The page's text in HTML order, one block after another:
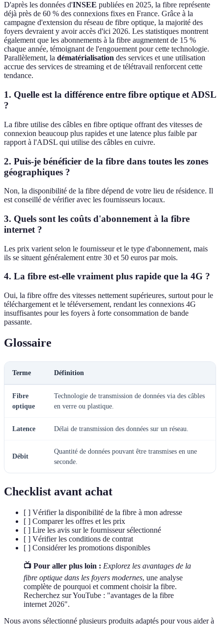
D'après les données d'INSEE publiées en 2025, la fibre représente
déjà près de 60 % des connexions fixes en France. Grâce à la
campagne d'extension du réseau de fibre optique, la majorité des
foyers devraient y avoir accès d'ici 2026. Les statistiques montrent
également que les abonnements à la fibre augmentent de 15 %
chaque année, témoignant de l'engouement pour cette technologie.
Parallèlement, la dématérialisation des services et une utilisation
accrue des services de streaming et de télétravail renforcent cette
tendance.
1. Quelle est la différence entre fibre optique et ADSL
?
La fibre utilise des câbles en fibre optique offrant des vitesses de
connexion beaucoup plus rapides et une latence plus faible par
rapport à l'ADSL qui utilise des câbles en cuivre.
2. Puis-je bénéficier de la fibre dans toutes les zones
géographiques ?
Non, la disponibilité de la fibre dépend de votre lieu de résidence. Il
est conseillé de vérifier avec les fournisseurs locaux.
3. Quels sont les coûts d'abonnement à la fibre
internet ?
Les prix varient selon le fournisseur et le type d'abonnement, mais
ils se situent généralement entre 30 et 50 euros par mois.
4. La fibre est-elle vraiment plus rapide que la 4G ?
Oui, la fibre offre des vitesses nettement supérieures, surtout pour le
téléchargement et le téléversement, rendant les connexions 4G
insuffisantes pour les foyers à forte consommation de bande
passante.
Glossaire
Terme Définition
Fibre
optique
Technologie de transmission de données via des câbles
en verre ou plastique.
Latence Délai de transmission des données sur un réseau.
Débit
Quantité de données pouvant être transmises en une
seconde.
Checklist avant achat
[ ] Vérifier la disponibilité de la fibre à mon adresse
[ ] Comparer les offres et les prix
[ ] Lire les avis sur le fournisseur sélectionné
[ ] Vérifier les conditions de contrat
[ ] Considérer les promotions disponibles
📺 Pour aller plus loin : Explorez les avantages de la
fibre optique dans les foyers modernes, une analyse
complète de pourquoi et comment choisir la fibre.
Recherchez sur YouTube : "avantages de la fibre
internet 2026".
Nous avons sélectionné plusieurs produits adaptés pour vous aider à